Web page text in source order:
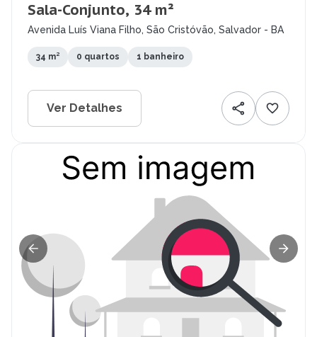
Sala-Conjunto, 34 m²
Avenida Luís Viana Filho, São Cristóvão, Salvador - BA
34 m² 0 quartos 1 banheiro
Ver Detalhes